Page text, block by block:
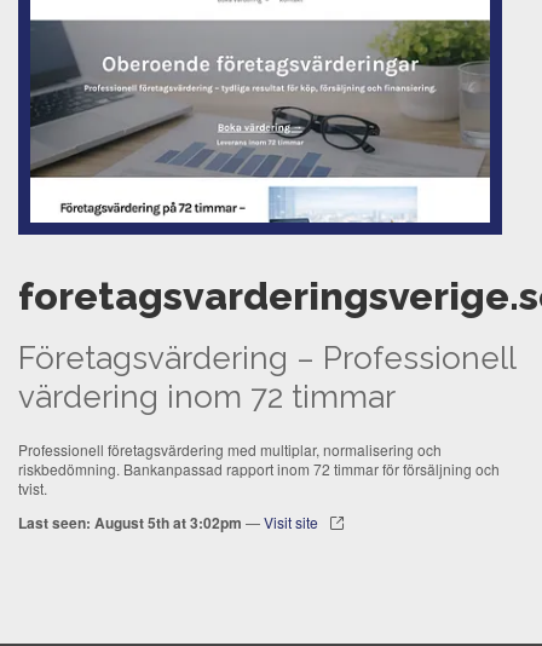
Företagsvärdering – Professionell
värdering inom 72 timmar
Professionell företagsvärdering med multiplar, normalisering och
riskbedömning. Bankanpassad rapport inom 72 timmar för försäljning och
tvist.
Last seen: August 5th at 3:02pm —Visit site